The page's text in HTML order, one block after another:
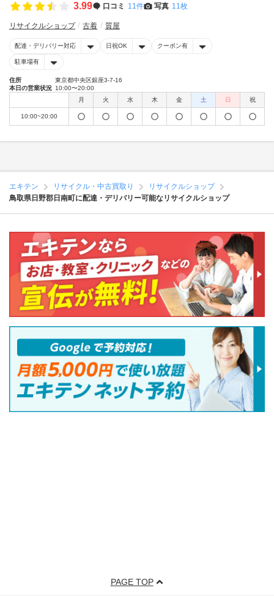
3.99 口コミ 11件 写真 11枚
リサイクルショップ 古着 質屋
配達・デリバリー対応 日祝OK クーポン有
駐車場有
住所
東京都中央区銀座3-7-16
本日の営業状況 10:00〜20:00
月
火 水 木 金 土 日 祝
10:00~20:00
エキテン リサイクル・中古買取り
リサイクルショップ
鳥取県日野郡日南町に配達・デリバリー可能なリサイクルショップ
PAGE TOP